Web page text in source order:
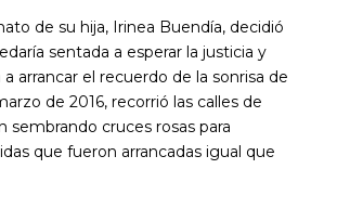
de su hija, Irinea Buendía, decidió
sentada a esperar la justicia y
arrancar el recuerdo de la sonrisa de
de 2016, recorrió las calles de
sembrando cruces rosas para
que fueron arrancadas igual que